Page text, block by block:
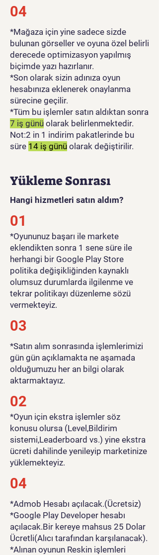
04
*Mağaza için yine sadece sizde
bulunan görseller ve oyuna özel belirli
derecede optimizasyon yapılmış
biçimde yazı hazırlanır.
*Son olarak sizin adınıza oyun
hesabınıza eklenerek onaylanma
sürecine geçilir.
*Tüm bu işlemler satın aldıktan sonra
7 iş günü olarak belirlenmektedir.
Not:2 in 1 indirim pakatlerinde bu
süre 14 iş günü olarak değiştirilir.
Yükleme Sonrası
Hangi hizmetleri satın aldım?
01
​*Oyununuz başarı ile markete
eklendikten sonra 1 sene süre ile
herhangi bir Google Play Store
politika değişikliğinden kaynaklı
olumsuz durumlarda ilgilenme ve
tekrar politikayı düzenleme sözü
vermekteyiz.
03
*Satın alım sonrasında işlemlerimizi
gün gün açıklamakta ne aşamada
olduğumuzu her an bilgi olarak
aktarmaktayız.
02
*Oyun için ekstra işlemler söz
konusu olursa (Level,Bildirim
sistemi,Leaderboard vs.) yine ekstra
ücreti dahilinde yenileyip marketinize
yüklemekteyiz.
04
*Admob Hesabı açılacak.(Ücretsiz)
*Google Play Developer hesabı
açılacak.Bir kereye mahsus 25 Dolar
Ücretli(Alıcı tarafından karşılanacak).
*Alınan oyunun Reskin işlemleri